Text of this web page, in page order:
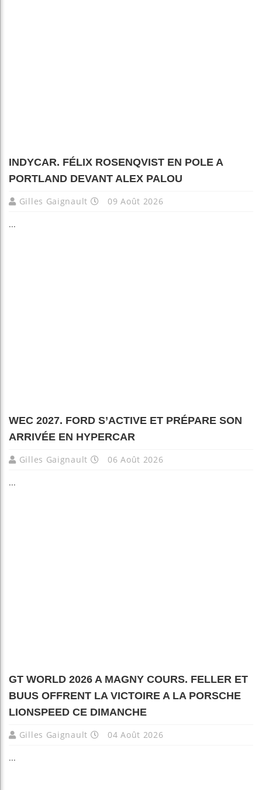
INDYCAR. FÉLIX ROSENQVIST EN POLE A
PORTLAND DEVANT ALEX PALOU
Gilles Gaignault 09 Août 2026
...
WEC 2027. FORD S’ACTIVE ET PRÉPARE SON
ARRIVÉE EN HYPERCAR
Gilles Gaignault 06 Août 2026
...
GT WORLD 2026 A MAGNY COURS. FELLER ET
BUUS OFFRENT LA VICTOIRE A LA PORSCHE
LIONSPEED CE DIMANCHE
Gilles Gaignault 04 Août 2026
...